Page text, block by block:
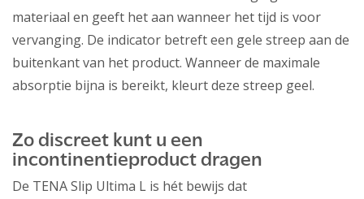
materiaal en geeft het aan wanneer het tijd is voor
vervanging. De indicator betreft een gele streep aan de
buitenkant van het product. Wanneer de maximale
absorptie bijna is bereikt, kleurt deze streep geel.
Zo discreet kunt u een
incontinentieproduct dragen
De TENA Slip Ultima L is hét bewijs dat